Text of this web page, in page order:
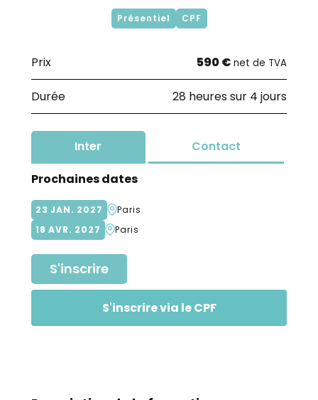
Présentiel CPF
Prix 590 € net de TVA
Durée 28 heures sur 4 jours
Inter
Contact
Prochaines dates
23 JAN 2027
Paris
18 AVR 2027 Paris
S'inscrire
S'inscrire via le CPF